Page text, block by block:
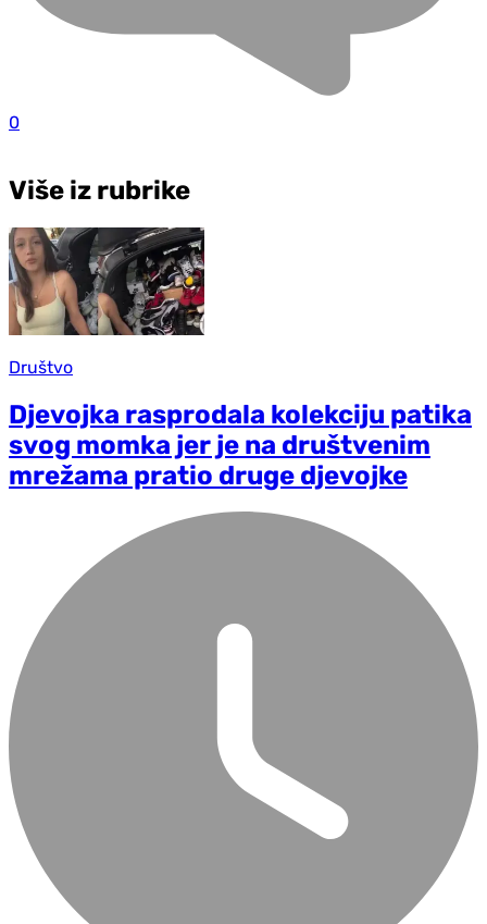
0
Više iz rubrike
Društvo
Djevojka rasprodala kolekciju patika
svog momka jer je na društvenim
mrežama pratio druge djevojke